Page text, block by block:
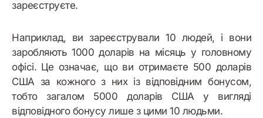
зареєструєте.
Наприклад, ви зареєстрували 10 людей, і вони
заробляють 1000 доларів на місяць у головному
офісі. Це означає, що ви отримаєте 500 доларів
США за кожного з них із відповідним бонусом,
тобто загалом 5000 доларів США у вигляді
відповідного бонусу лише з цими 10 людьми.